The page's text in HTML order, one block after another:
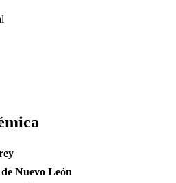
Nuevo León